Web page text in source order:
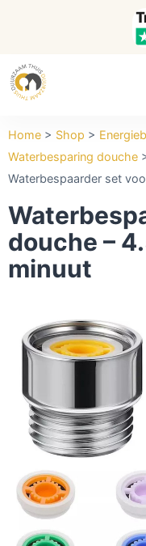
Home > Shop >
Waterbesparing douche
Waterbespaarder set
douche –
minuut